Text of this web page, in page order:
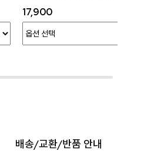
17,900
배송/교환/반품 안내